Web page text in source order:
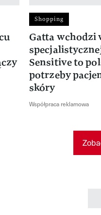
Shopping
Gatta wchodzi
Sensitive to
potrzeby
skóry
Współpraca reklamowa